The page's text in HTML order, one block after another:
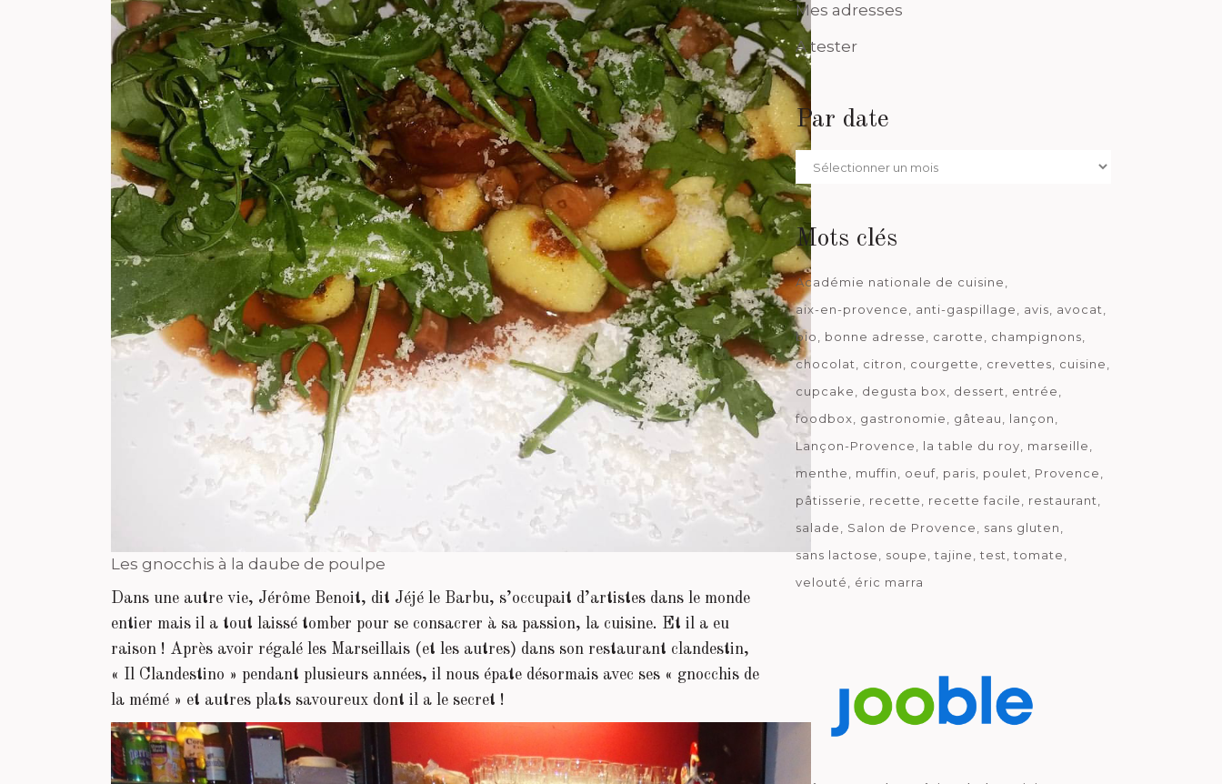
Les gnocchis à la daube de poulpe
Dans une autre vie, Jérôme Benoit, dit Jéjé le Barbu, s’occupait d’artistes dans le monde
entier mais il a tout laissé tomber pour se consacrer à sa passion, la cuisine. Et il a eu
raison ! Après avoir régalé les Marseillais (et les autres) dans son restaurant clandestin,
« Il Clandestino » pendant plusieurs années, il nous épate désormais avec ses « gnocchis de
la mémé » et autres plats savoureux dont il a le secret !
Mes adresses
A tester
Par date
Par
date
Mots clés
Académie nationale de cuisine
aix-en-provence
anti-gaspillage avis
avocat
bio
bonne adresse carotte
champignons
chocolat
citron courgette crevettes
cuisine
cupcake
degusta box dessert
entrée
foodbox
gastronomie gâteau
lançon
Lançon-Provence
la table du roy
marseille
menthe
muffin oeuf paris poulet
Provence
pâtisserie
recette recette facile
restaurant
salade
Salon de Provence
sans gluten
sans lactose
soupe tajine test
tomate
velouté
éric marra